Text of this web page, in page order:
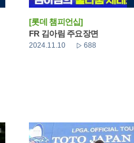
[롯데 챔피언십]
FR 김아림 주요장면
2024.11.10 688